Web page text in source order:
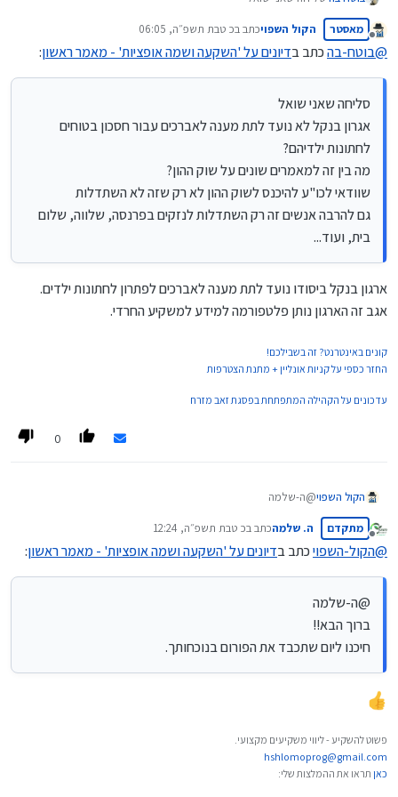
שמגנה מפני עליה.
האמצעי להרויח כסף מאופציות הוא בד"כ להיות חברת הביטוח, כלומר -
למכור את האופציות, אך במכירת האופציות יש סיכון מאוד גדול, תארו
הרבה מאוד כסף שאין לכם.
ולכן המסחר באופציות, הוא מאוד מסוכן, למוכרים.
לקונים, בד"כ הוא פחות רווחי. אך מיועד להגן מפני סיכונים.
יש מגוון אסטרטגיות שניתן לבצע באופציות, אך רובם או עם סיכון גבוה
מידי, או עם תשואה נמוכה מידי.
בהצלחה.
אגרון בנקל לא נועד לתת מענה לאברכים עבור חסכון בטוחים לחתונות
ילדיהם?
מה בין זה למאמרים שונים על שוק ההון?
גם להרבה אנשים זה רק השתדלות לנזקים בפרנסה, שלווה, שלום בית,
ועוד...
מנותק
מאסטר הקול השפויכתב בכ טבת תשפ״ה, 06:05
נערך לאחרונה על ידי
@בוטח-בהכתב בדיונים על 'השקעה ושמה אופציות' - מאמר ראשון:
סליחה שאני שואל
אגרון בנקל לא נועד לתת מענה לאברכים עבור חסכון בטוחים
לחתונות ילדיהם?
מה בין זה למאמרים שונים על שוק ההון?
שוודאי לכו"ע להיכנס לשוק ההון לא רק שזה לא השתדלות
גם להרבה אנשים זה רק השתדלות לנזקים בפרנסה, שלווה, שלום
בית, ועוד...
ארגון בנקל ביסודו נועד לתת מענה לאברכים לפתרון לחתונות ילדים.
אגב זה הארגון נותן פלטפורמה למידע למשקיע החרדי.
קונים באינטרנט? זה בשבילכם!
החזר כספי על קניות אונליין + מתנת הצטרפות
עדכונים על הקהילה המתפתחת בפסגת זאב מזרח
0
הקול השפוי@ה-שלמה
חיכנו ליום שתכבד את הפורום בנוכחותך.
מנותק
מתקדם ה. שלמהכתב בכ טבת תשפ״ה, 12:24
נערך לאחרונה על ידי
@הקול-השפויכתב בדיונים על 'השקעה ושמה אופציות' - מאמר ראשון:
@ה-שלמה
ברוך הבא!!
חיכנו ליום שתכבד את הפורום בנוכחותך.
פשוט להשקיע - ליווי משקיעים מקצועי.
hshlomoprog@gmail.com
כאן תראו את ההמלצות שלי: